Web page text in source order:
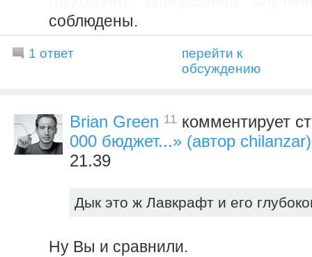
соблюдены.
1 ответ
перейти к
обсуждению
Brian Green 11 комментирует
000 бюджет...» (автор chilanzar)
21.39
Дык это ж Лавкрафт и его
Ну Вы и сравнили.